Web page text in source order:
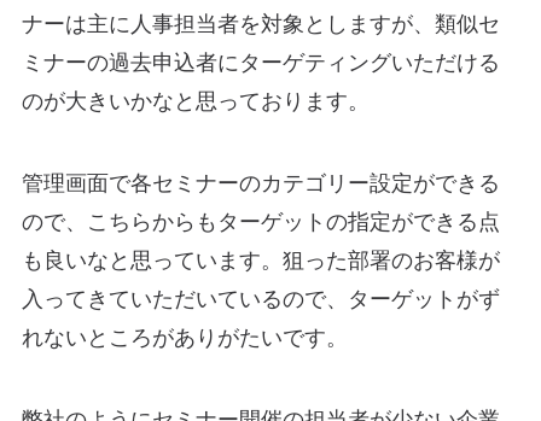
ナーは主に人事担当者を対象としますが、類似セ
ミナーの過去申込者にターゲティングいただける
のが大きいかなと思っております。
管理画面で各セミナーのカテゴリー設定ができる
ので、こちらからもターゲットの指定ができる点
も良いなと思っています。狙った部署のお客様が
入ってきていただいているので、ターゲットがず
れないところがありがたいです。